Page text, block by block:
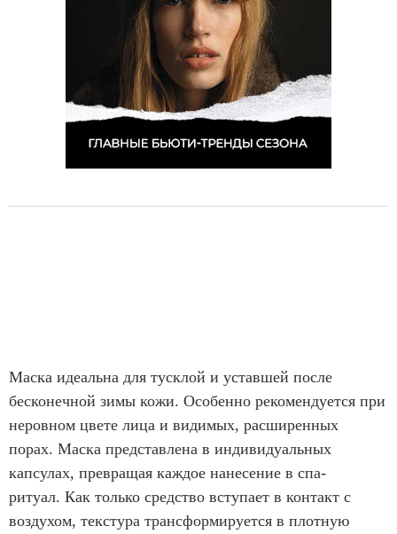
Маска идеальна для тусклой и уставшей после
бесконечной зимы кожи. Особенно рекомендуется при
неровном цвете лица и видимых, расширенных
порах. Маска представлена в индивидуальных
капсулах, превращая каждое нанесение в спа-
ритуал. Как только средство вступает в контакт с
воздухом, текстура трансформируется в плотную